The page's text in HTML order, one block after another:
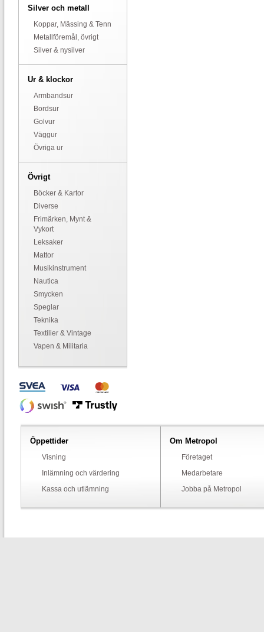
Silver och metall
Koppar, Mässing & Tenn
Metallföremål, övrigt
Silver & nysilver
Ur & klockor
Armbandsur
Bordsur
Golvur
Väggur
Övriga ur
Övrigt
Böcker & Kartor
Diverse
Frimärken, Mynt &
Vykort
Leksaker
Mattor
Musikinstrument
Nautica
Smycken
Speglar
Teknika
Textilier & Vintage
Vapen & Militaria
Öppettider
Visning
Inlämning och värdering
Kassa och utlämning
Om Metropol
Företaget
Medarbetare
Jobba på Metropol